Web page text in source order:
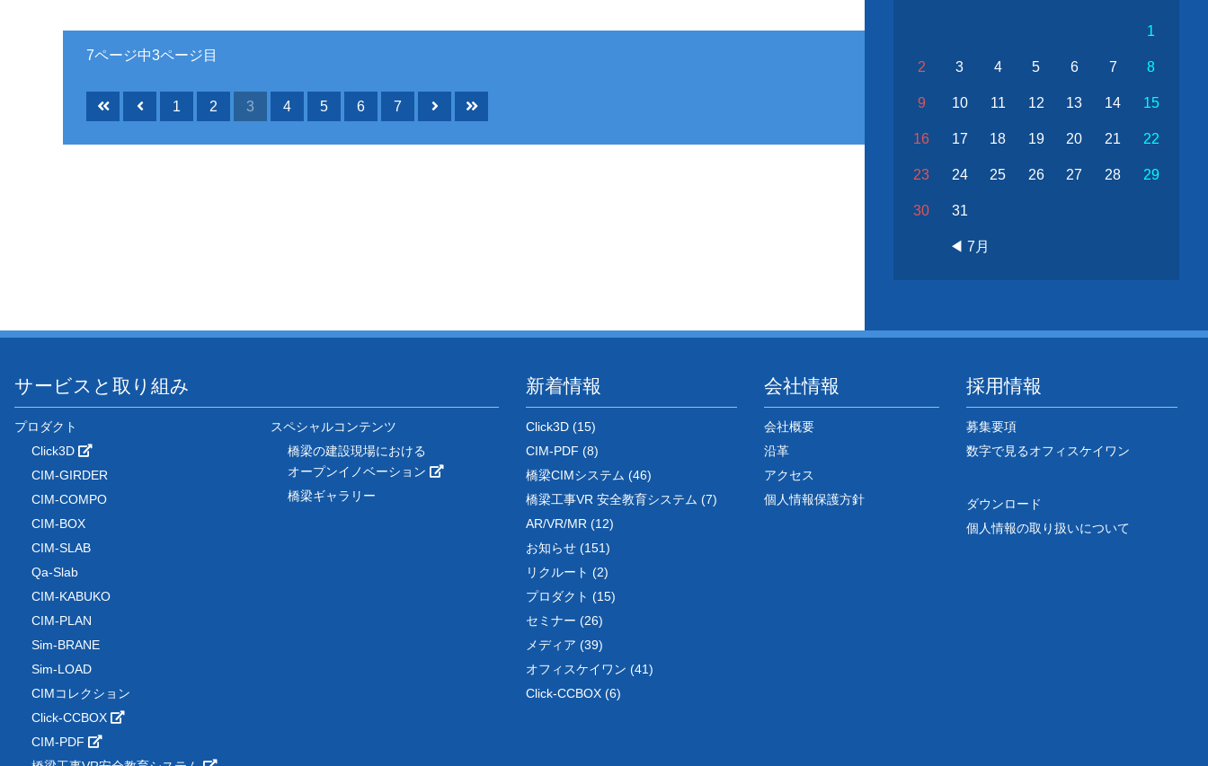
7ページ中3ページ目
1 2 3 4 5 6 7
1
2 3 4 5 6 7 8
9 10 11 12 13 14 15
16 17 18 19 20 21 22
23 24 25 26 27 28 29
30 31
◀ 7月
サービスと取り組み
プロダクト
Click3D
CIM-GIRDER
CIM-COMPO
CIM-BOX
CIM-SLAB
Qa-Slab
CIM-KABUKO
CIM-PLAN
Sim-BRANE
Sim-LOAD
CIMコレクション
Click-CCBOX
CIM-PDF
スペシャルコンテンツ
橋梁の建設現場における
オープンイノベーション
橋梁ギャラリー
新着情報
Click3D (15)
CIM-PDF (8)
橋梁CIMシステム (46)
橋梁工事VR 安全教育システム (7)
AR/VR/MR (12)
お知らせ (151)
リクルート (2)
プロダクト (15)
セミナー (26)
メディア (39)
オフィスケイワン (41)
Click-CCBOX (6)
会社情報
会社概要
沿革
アクセス
個人情報保護方針
採用情報
募集要項
数字で見るオフィスケイワン
ダウンロード
個人情報の取り扱いについて